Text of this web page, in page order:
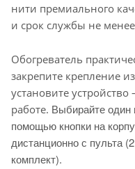
нити премиального
и срок службы не менее
Обогреватель
закрепите крепление
установите
работе. Выбирайте один
помощью кнопки на
дистанционно с пульта
комплект).